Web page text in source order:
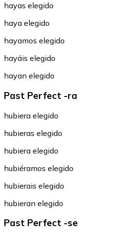
hayas elegido
haya elegido
hayamos elegido
hayáis elegido
hayan elegido
Past Perfect -ra
hubiera elegido
hubieras elegido
hubiera elegido
hubiéramos elegido
hubierais elegido
hubieran elegido
Past Perfect -se